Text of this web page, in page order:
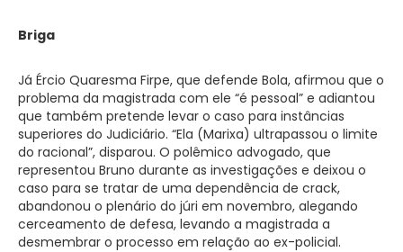
Briga
Já Ércio Quaresma Firpe, que defende Bola, afirmou que o
problema da magistrada com ele “é pessoal” e adiantou
que também pretende levar o caso para instâncias
superiores do Judiciário. “Ela (Marixa) ultrapassou o limite
do racional”, disparou. O polêmico advogado, que
representou Bruno durante as investigações e deixou o
caso para se tratar de uma dependência de crack,
abandonou o plenário do júri em novembro, alegando
cerceamento de defesa, levando a magistrada a
desmembrar o processo em relação ao ex-policial.